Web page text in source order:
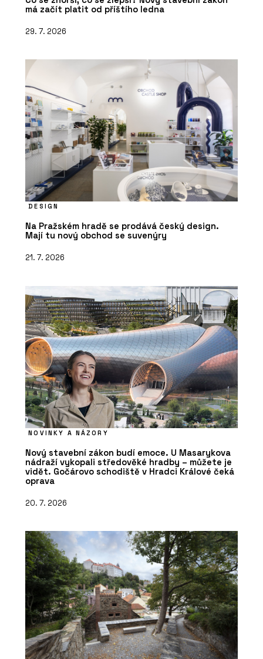
má začít platit od příštího ledna
29. 7. 2026
DESIGN
Na Pražském hradě se prodává český design.
Mají tu nový obchod se suvenýry
21. 7. 2026
NOVINKY A NÁZORY
Nový stavební zákon budí emoce. U Masarykova
nádraží vykopali středověké hradby – můžete je
vidět. Gočárovo schodiště v Hradci Králové čeká
oprava
20. 7. 2026